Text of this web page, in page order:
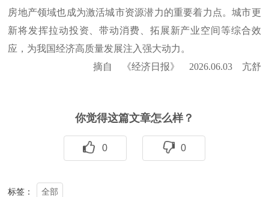
房地产领域也成为激活城市资源潜力的重要着力点。城市更
新将发挥拉动投资、带动消费、拓展新产业空间等综合效
应，为我国经济高质量发展注入强大动力。
摘自 《经济日报》 2026.06.03 亢舒
你觉得这篇文章怎么样？
0 0
标签： 全部